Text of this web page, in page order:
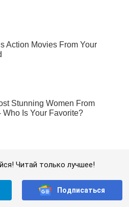
Читай только лучшее!
Подписаться